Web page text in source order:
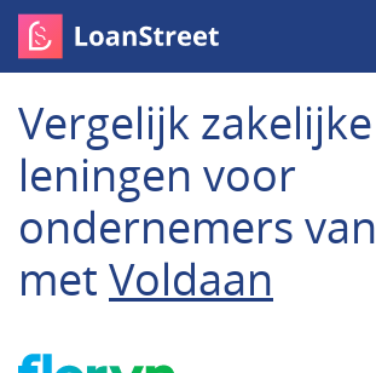
Vergelijk zakelijke
leningen voor
ondernemers van
met Voldaan